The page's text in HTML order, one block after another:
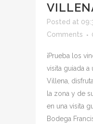
Posted at
Comments
¡Prueba los
visita guiada
Villena,
la zona y de
en una visita
Bodega